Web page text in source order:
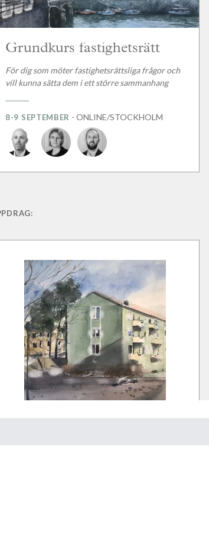
Grundkurs fastighetsrätt
För dig som möter fastighetsrättsliga frågor och
vill kunna sätta dem i ett större sammanhang
8-9 SEPTEMBER - ONLINE/STOCKHOLM